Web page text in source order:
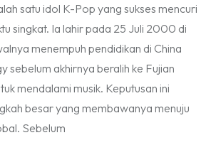
satu idol K-Pop yang sukses mencuri
singkat. Ia lahir pada 25 Juli 2000 di
menempuh pendidikan di China
sebelum akhirnya beralih ke Fujian
mendalami musik. Keputusan ini
besar yang membawanya menuju
Sebelum